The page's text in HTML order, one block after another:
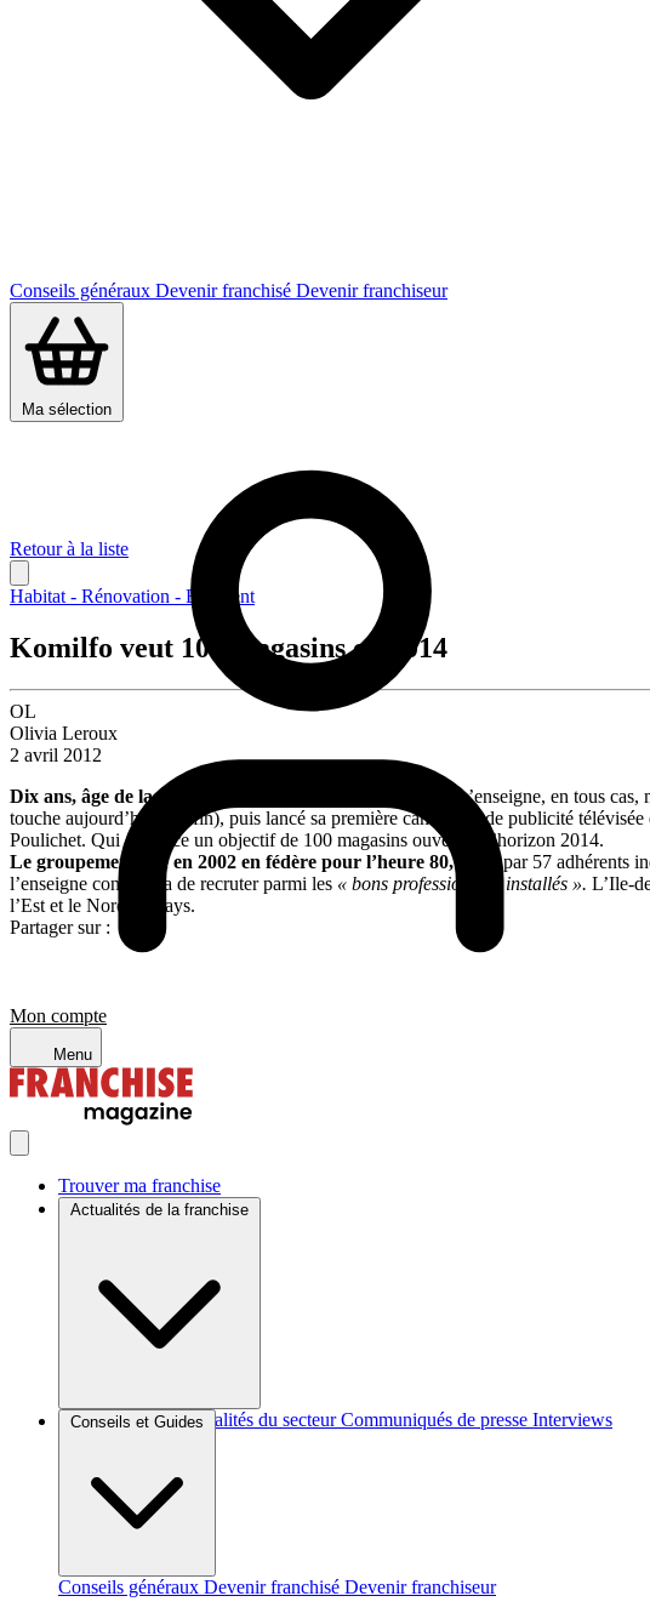
Conseils généraux Devenir franchisé Devenir franchiseur
Ma sélection
Mon compte
Menu
Trouver ma franchise
Actualités de la franchise
Brèves et actus Actualités du secteur Communiqués de presse Interviews
Conseils et Guides
Conseils généraux Devenir franchisé Devenir franchiseur
Retour à la liste
Habitat - Rénovation - Bâtiment
Komilfo veut 100 magasins en 2014
OL
Olivia Leroux
2 avril 2012
Dix ans, âge de la montée en puissance pour
L’enseigne, en tous
touche aujourd’hui à sa fin), puis lancé sa première campagne de publicité
Poulichet. Qui annonce un objectif de 100 magasins ouverts à l’horizon 2014.
Le groupement née en 2002 en fédère pour l’heure 80,
tenus par 57 adhérents
l’enseigne continuera de recruter parmi les « bons professionnels installés ». L’Ile-
l’Est et le Nord du pays.
Partager sur :